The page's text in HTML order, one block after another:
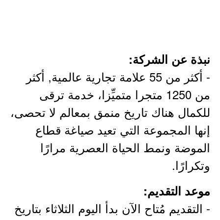
نبذة عن الشركة:
- أكثر من 55 علامة تجارية عالمية, أكثر
من 1250 متجرا متميِّزا، خدمة ترقى
للكمال هناك تاريخ منمق بمعالم لا تحصى،
إنها المجموعة التي تعيد صياغة قطاع
الموضة ونمط الحياة العصرية مرارًا
وتكرارًا.
موعد التقديم:
- التقديم مُتاح الآن بدأ اليوم الثلاثاء بتاريخ